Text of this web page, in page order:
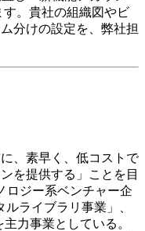
す。貴社の組織図やビ
分けの設定を、弊社担
、素早く、低コストで
を提供する」ことを目
ロジー系ベンチャー企
ライブラリ事業」、
力事業としている。